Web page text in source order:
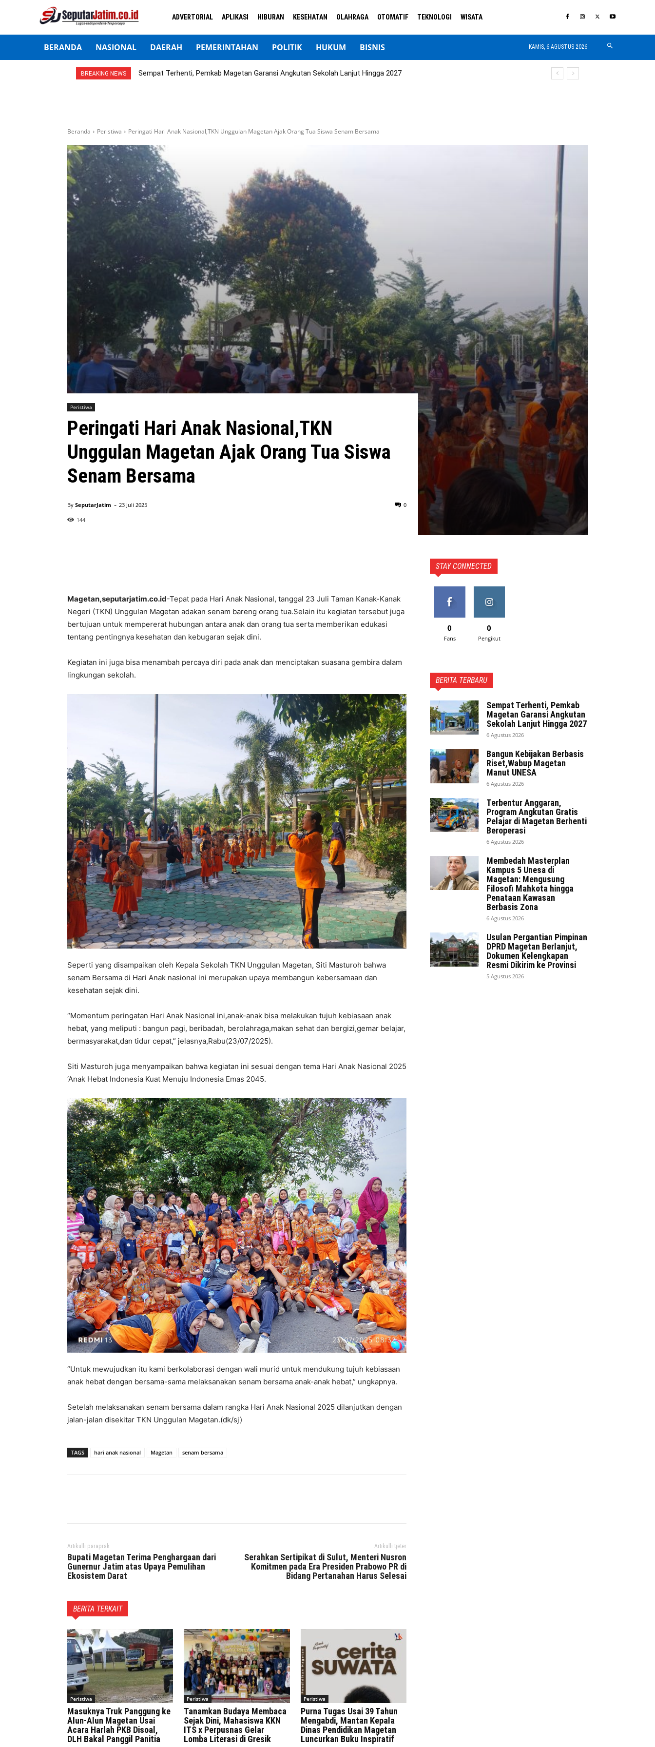
ADVERTORIAL APLIKASI HIBURAN KESEHATAN OLAHRAGA OTOMATIF TEKNOLOGI WISATA
BERANDA NASIONAL DAERAH PEMERINTAHAN POLITIK HUKUM BISNIS KAMIS, 6 AGUSTUS 2026
BREAKING NEWS Sempat Terhenti, Pemkab Magetan Garansi Angkutan Sekolah Lanjut Hingga 2027
Beranda Peristiwa Peringati Hari Anak Nasional,TKN Unggulan Magetan Ajak Orang Tua Siswa Senam Bersama
Peristiwa
Peringati Hari Anak Nasional,TKN
Unggulan Magetan Ajak Orang Tua Siswa
Senam Bersama
By SeputarJatim - 0
23 Juli 2025
144
Magetan,seputarjatim.co.id-Tepat pada Hari Anak Nasional, tanggal 23 Juli Taman Kanak-Kanak
Negeri (TKN) Unggulan Magetan adakan senam bareng orang tua.Selain itu kegiatan tersebut juga
bertujuan untuk mempererat hubungan antara anak dan orang tua serta memberikan edukasi
tentang pentingnya kesehatan dan kebugaran sejak dini.
Kegiatan ini juga bisa menambah percaya diri pada anak dan menciptakan suasana gembira dalam
lingkungan sekolah.
Seperti yang disampaikan oleh Kepala Sekolah TKN Unggulan Magetan, Siti Masturoh bahwa
senam Bersama di Hari Anak nasional ini merupakan upaya membangun kebersamaan dan
kesehatan sejak dini.
“Momentum peringatan Hari Anak Nasional ini,anak-anak bisa melakukan tujuh kebiasaan anak
hebat, yang meliputi : bangun pagi, beribadah, berolahraga,makan sehat dan bergizi,gemar belajar,
bermasyarakat,dan tidur cepat,” jelasnya,Rabu(23/07/2025).
Siti Masturoh juga menyampaikan bahwa kegiatan ini sesuai dengan tema Hari Anak Nasional 2025
‘Anak Hebat Indonesia Kuat Menuju Indonesia Emas 2045.
“Untuk mewujudkan itu kami berkolaborasi dengan wali murid untuk mendukung tujuh kebiasaan
anak hebat dengan bersama-sama melaksanakan senam bersama anak-anak hebat,” ungkapnya.
Setelah melaksanakan senam bersama dalam rangka Hari Anak Nasional 2025 dilanjutkan dengan
jalan-jalan disekitar TKN Unggulan Magetan.(dk/sj)
TAGS hari anak nasional Magetan senam bersama
Artikulli paraprak
Bupati Magetan Terima Penghargaan dari
Gunernur Jatim atas Upaya Pemulihan
Ekosistem Darat
Artikulli tjetër
Serahkan Sertipikat di Sulut, Menteri Nusron
Komitmen pada Era Presiden Prabowo PR di
Bidang Pertanahan Harus Selesai
BERITA TERKAIT
Peristiwa
Masuknya Truk Panggung ke
Alun-Alun Magetan Usai
Acara Harlah PKB Disoal,
DLH Bakal Panggil Panitia
Peristiwa
Tanamkan Budaya Membaca
Sejak Dini, Mahasiswa KKN
ITS x Perpusnas Gelar
Lomba Literasi di Gresik
Peristiwa
Purna Tugas Usai 39 Tahun
Mengabdi, Mantan Kepala
Dinas Pendidikan Magetan
Luncurkan Buku Inspiratif
STAY CONNECTED
0
Fans
0
Pengikut
BERITA TERBARU
Sempat Terhenti, Pemkab
Magetan Garansi Angkutan
Sekolah Lanjut Hingga 2027
6 Agustus 2026
Bangun Kebijakan Berbasis
Riset,Wabup Magetan
Manut UNESA
6 Agustus 2026
Terbentur Anggaran,
Program Angkutan Gratis
Pelajar di Magetan Berhenti
Beroperasi
6 Agustus 2026
Membedah Masterplan
Kampus 5 Unesa di
Magetan: Mengusung
Filosofi Mahkota hingga
Penataan Kawasan
Berbasis Zona
6 Agustus 2026
Usulan Pergantian Pimpinan
DPRD Magetan Berlanjut,
Dokumen Kelengkapan
Resmi Dikirim ke Provinsi
5 Agustus 2026